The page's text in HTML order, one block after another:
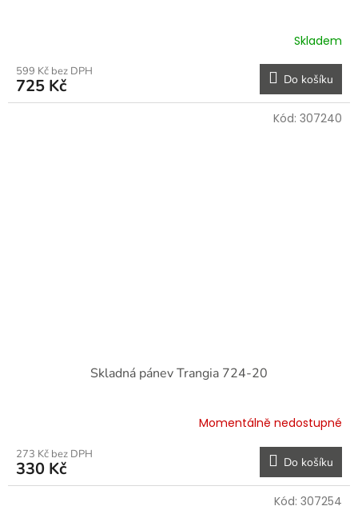
Skladem
599 Kč bez DPH
725 Kč Do košíku
Skladná pánev Trangia 724-20
Momentálně nedostupné
273 Kč bez DPH
330 Kč Do košíku
Kód: 307240
Kód: 307254